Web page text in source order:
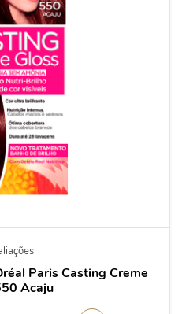
Paris Casting Creme
Acaju